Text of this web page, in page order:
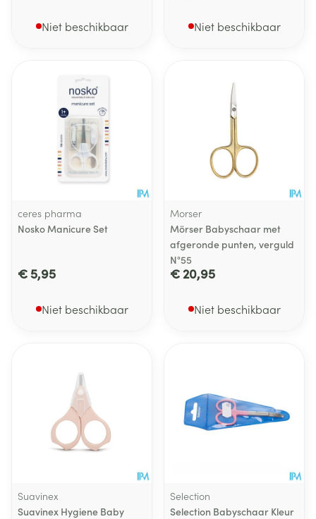
Niet beschikbaar Niet beschikbaar
ceres pharma
Nosko Manicure Set
€ 5,95
Niet beschikbaar
Morser
Mörser Babyschaar met
afgeronde punten, verguld
N°55
€ 20,95
Niet beschikbaar
Suavinex
Suavinex Hygiene Baby
Selection
Selection Babyschaar Kleur